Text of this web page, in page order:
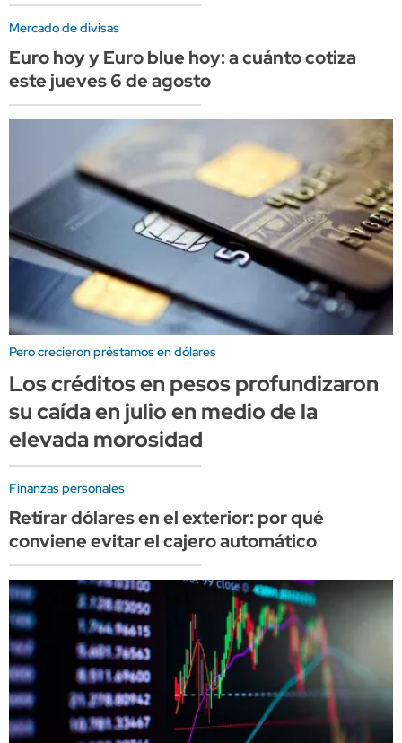
Mercado de divisas
Euro hoy y Euro blue hoy: a cuánto cotiza
este jueves 6 de agosto
Pero crecieron préstamos en dólares
Los créditos en pesos profundizaron
su caída en julio en medio de la
elevada morosidad
Finanzas personales
Retirar dólares en el exterior: por qué
conviene evitar el cajero automático